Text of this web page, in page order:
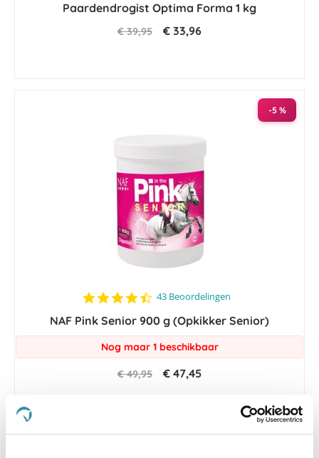
rating
Paardendrogist Optima Forma 1 kg
€ 39,95 € 33,96
-5 %
4.5
rating
43 Beoordelingen
NAF Pink Senior 900 g (Opkikker Senior)
Nog maar 1 beschikbaar
€ 49,95 € 47,45